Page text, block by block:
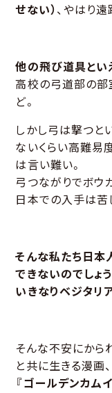
せない） 、やはり
他の飛び道具とい
高校の弓道部の部
ど。
しかし弓は撃つと
ないくらい高難易
は言い難い。
弓つながりでボウ
日本での入手は苦
そんな私たち日本
できないのでしょ
いきなりベジタリ
そんな不安にから
と共に生きる漫画、
『ゴールデンカム